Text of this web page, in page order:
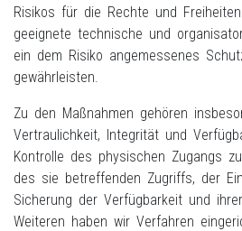
Risikos für die Rechte und
geeignete technische und
ein dem Risiko angemessenes
gewährleisten.
Zu den Maßnahmen gehören
Vertraulichkeit, Integrität und
Kontrolle des physischen Zugangs
des sie betreffenden Zugriffs, der
Sicherung der Verfügbarkeit und
Weiteren haben wir Verfahren